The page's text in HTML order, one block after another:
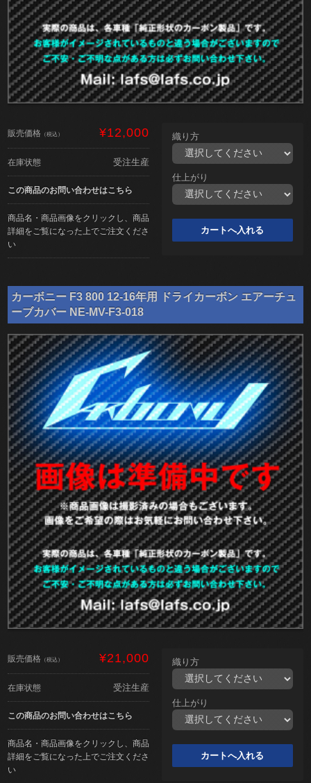
販売価格 （税込） ¥12,000
在庫状態 受注生産
この商品のお問い合わせはこちら
商品名・商品画像をクリックし、商品
詳細をご覧になった上でご注文くださ
い
織り方
仕上がり
カーボニー F3 800 12-16年用 ドライカーボン エアーチュ
ーブカバー NE-MV-F3-018
販売価格 （税込） ¥21,000
在庫状態 受注生産
この商品のお問い合わせはこちら
商品名・商品画像をクリックし、商品
詳細をご覧になった上でご注文くださ
い
織り方
仕上がり